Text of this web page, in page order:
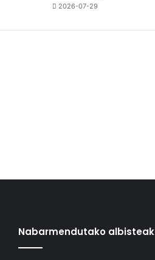
2026-07-29
Nabarmendutako albisteak